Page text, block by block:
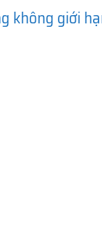
không giới